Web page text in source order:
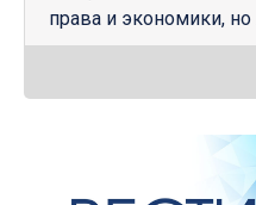
права и экономики, но